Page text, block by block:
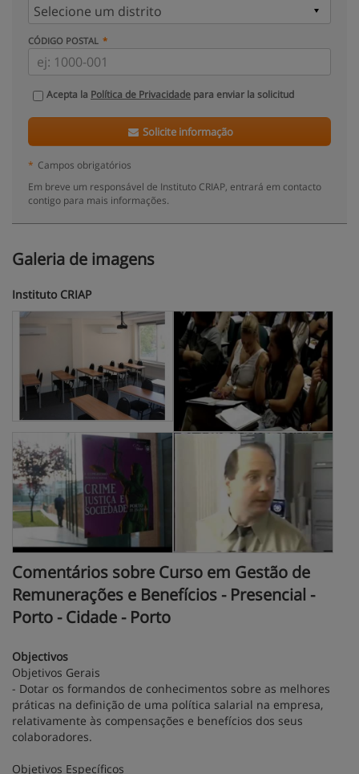
CÓDIGO POSTAL
Acepta la Política de Privacidade para enviar la solicitud
Solicite informação
* Campos obrigatórios
Em breve um responsável de Instituto CRIAP, entrará em contacto
contigo para mais informações.
Galeria de imagens
Instituto CRIAP
Comentários sobre Curso em Gestão de
Remunerações e Benefícios - Presencial -
Porto - Cidade - Porto
Objectivos
Objetivos Gerais
- Dotar os formandos de conhecimentos sobre as melhores
práticas na definição de uma política salarial na empresa,
relativamente às compensações e benefícios dos seus
colaboradores.
Objetivos Específicos